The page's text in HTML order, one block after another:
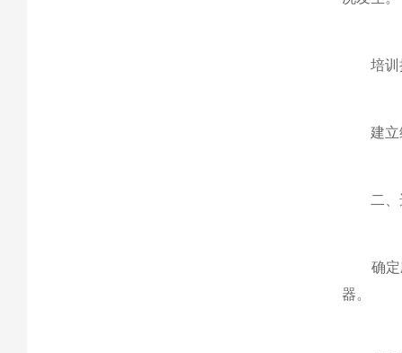
培训操
建立维
二、
确定应
器。